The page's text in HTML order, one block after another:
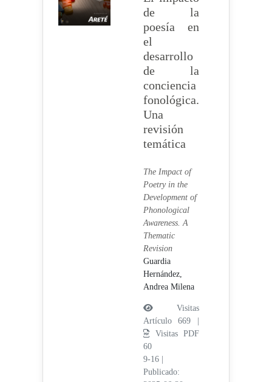
de la
poesía en
el
desarrollo
de la
conciencia
fonológica.
Una
revisión
temática
The Impact of
Poetry in the
Development of
Phonological
Awareness. A
Thematic
Revision
Guardia
Hernández,
Andrea Milena
Visitas
Artículo 669 |
Visitas PDF
60
9-16
Publicado: